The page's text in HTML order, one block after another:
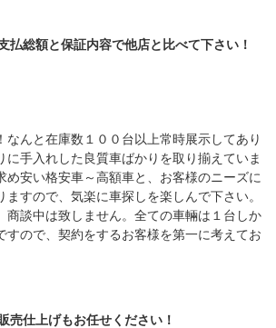
払総額と保証内容で他店と比べて下さい！
なんと在庫数１００台以上常時展示してあり
に手入れした良質車ばかりを取り揃えていま
め安い格安車～高額車と、お客様のニーズに
すので、気楽に車探しを楽しんで下さい。
商談中は致しません。全ての車輛は１台しか
すので、契約をするお客様を第一に考えてお
販売仕上げもお任せください！